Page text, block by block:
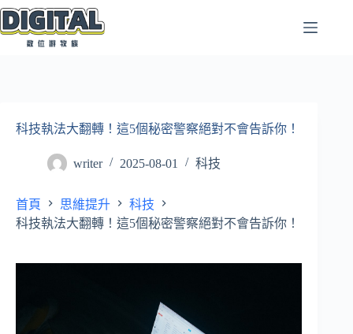
跳
至
科技執法大翻轉！這5個秘密警察絕對不會告訴你！
writer 2025-08-01 科技
首頁 思維提升
科技
科技執法大翻轉！這5個秘密警察絕對不會告訴你！